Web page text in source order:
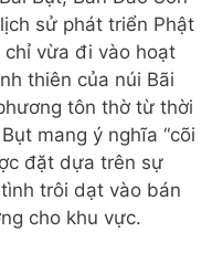
sử phát triển Phật
chỉ vừa đi vào hoạt
thiên của núi Bãi
tôn thờ từ thời
mang ý nghĩa “cõi
đặt dựa trên sự
trôi dạt vào bán
cho khu vực.